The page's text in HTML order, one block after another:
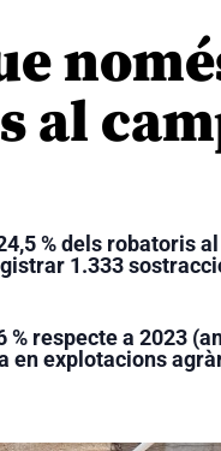
al
% dels robatoris
1.333
respecte a 2023
en explotacions